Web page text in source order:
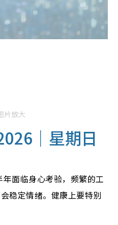
片放大
｜ 星期日
面临身心考验，频繁的工
稳定情绪。健康上要特别